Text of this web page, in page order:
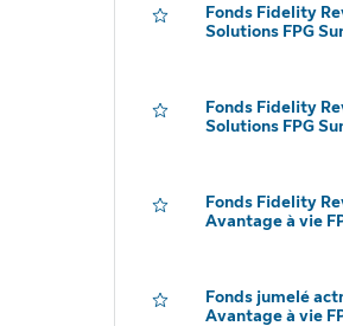
Fonds Fidelity
Solutions FPG
Fonds Fidelity
Solutions FPG
Fonds Fidelity
Avantage à vie
Fonds jumelé
Avantage à vie